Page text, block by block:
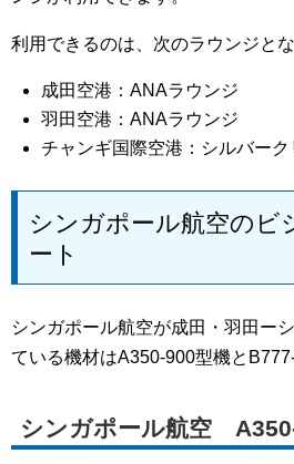
利用できるのは、次のラウンジとな
成田空港：ANAラウンジ
羽田空港：ANAラウンジ
チャンギ国際空港：シルバー
シンガポール航空のビ
ート
シンガポール航空が成田・羽田ー
ている機材はA350-900型機と
シンガポール航空